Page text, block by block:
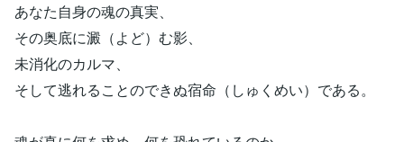
あなた自身の魂の真実、
その奥底に澱（よど）む影、
未消化のカルマ、
そして逃れることのできぬ宿命（しゅくめい）である。